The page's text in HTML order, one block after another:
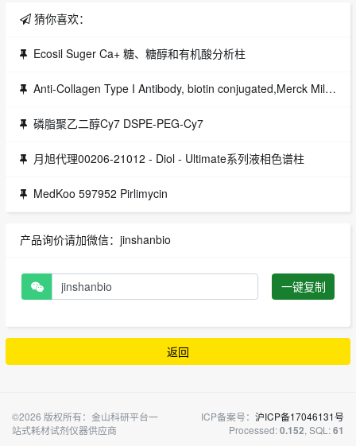
猜你喜欢：
Ecosil Suger Ca+ 糖、糖醇和有机酸分析柱
Anti-Collagen Type I Antibody, biotin conjugated,Merck Millipore,1EA货号：AB758B
磷脂聚乙二醇Cy7 DSPE-PEG-Cy7
月旭代理00206-21012 - Diol - Ultimate系列液相色谱柱
MedKoo 597952 Pirlimycin
产品询价请加微信：jinshanbio
一键复制
返回
©2026 版权所有：金山科研平台一
站式耗材试剂仪器供应商
ICP备案号： 沪ICP备17046131号
Processed:0.152, SQL:61